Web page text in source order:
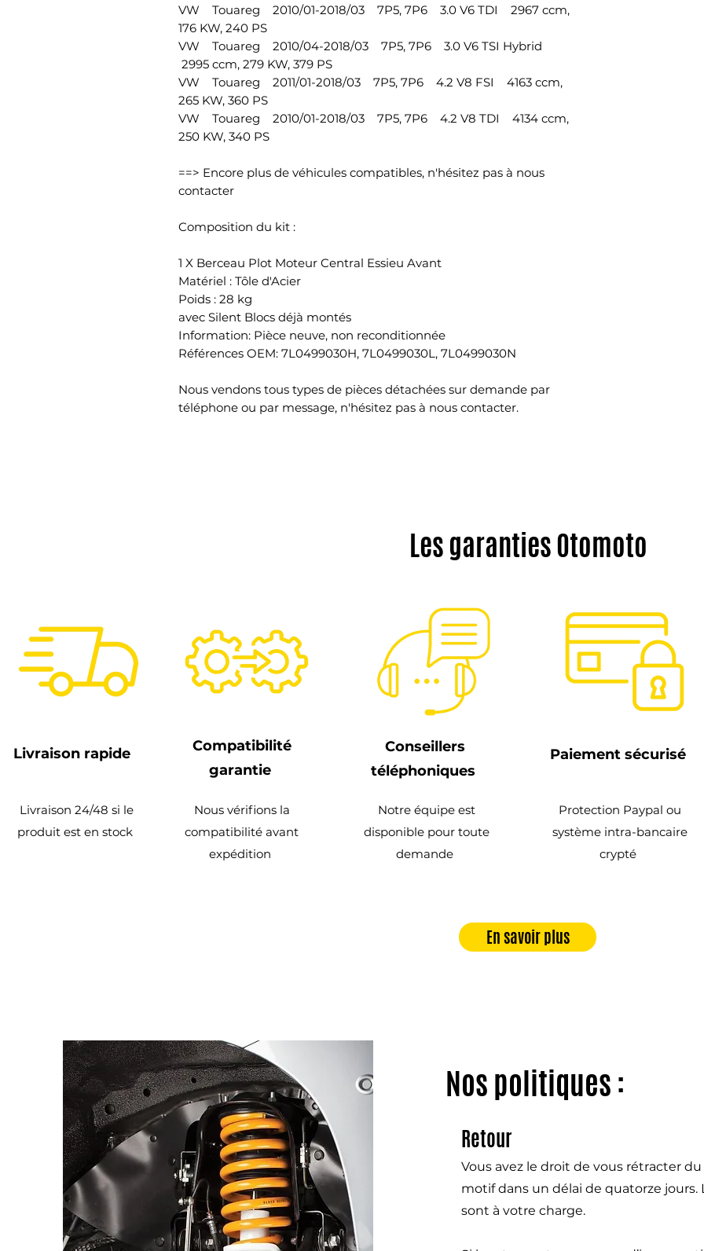
VW Touareg 2010/01-2018/03 7P5, 7P6 3.0 V6 TDI 2967 ccm,
176 KW, 240 PS
VW Touareg 2010/04-2018/03 7P5, 7P6 3.0 V6 TSI Hybrid
2995 ccm, 279 KW, 379 PS
VW Touareg 2011/01-2018/03 7P5, 7P6 4.2 V8 FSI 4163 ccm,
265 KW, 360 PS
VW Touareg 2010/01-2018/03 7P5, 7P6 4.2 V8 TDI 4134 ccm,
250 KW, 340 PS
==> Encore plus de véhicules compatibles, n'hésitez pas à nous
contacter
Composition du kit :
1 X Berceau Plot Moteur Central Essieu Avant
Matériel : Tôle d'Acier
Poids : 28 kg
avec Silent Blocs déjà montés
Information: Pièce neuve, non reconditionnée
Références OEM: 7L0499030H, 7L0499030L, 7L0499030N
Nous vendons tous types de pièces détachées sur demande par
téléphone ou par message, n'hésitez pas à nous contacter.
Les garanties Otomoto
Livraison rapide
Livraison 24/48 si le
produit est en stock
Compatibilité
garantie
Nous vérifions la
compatibilité avant
expédition
Conseillers
téléphoniques
Notre équipe est
disponible pour toute
demande
Paiement sécurisé
Protection Paypal ou
système intra-bancaire
crypté
En savoir plus
Nos politiques :
Retour
Vous avez le droit de vous rétracter
motif dans un délai de quatorze
sont à votre charge.